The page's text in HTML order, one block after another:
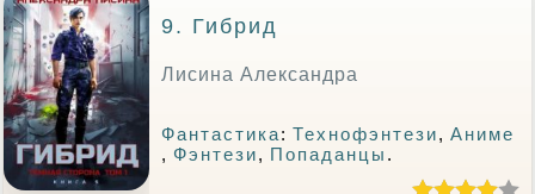
9. Гибрид
Лисина Александра
Фантастика:Технофэнтези,Аниме
, Фэнтези, Попаданцы .